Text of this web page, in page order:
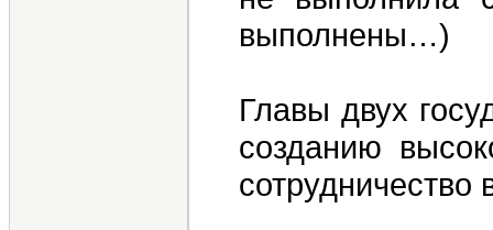
выполнены…)
Главы двух
созданию